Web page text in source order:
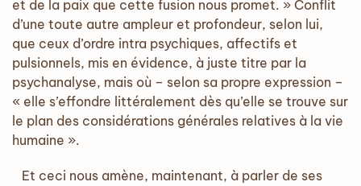
et de la paix que cette fusion nous promet. » Conflit
d’une toute autre ampleur et profondeur, selon lui,
que ceux d’ordre intra psychiques, affectifs et
pulsionnels, mis en évidence, à juste titre par la
psychanalyse, mais où – selon sa propre expression –
« elle s’effondre littéralement dès qu’elle se trouve sur
le plan des considérations générales relatives à la vie
humaine ».
Et ceci nous amène, maintenant, à parler de ses